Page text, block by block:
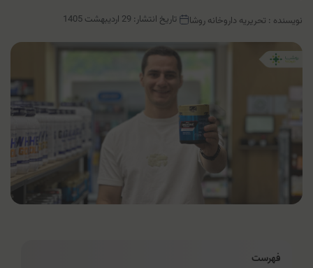
نویسنده : تحریریه داروخانه روشا تاریخ انتشار: 29 اردیبهشت 1405
فهرست